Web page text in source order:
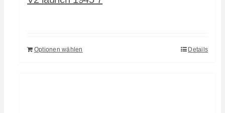
Optionen wählen Details